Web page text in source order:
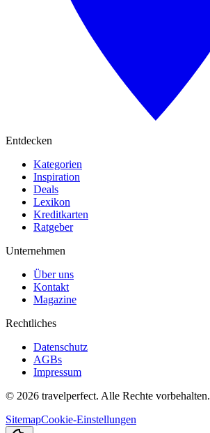
Entdecken
Kategorien
Inspiration
Deals
Lexikon
Kreditkarten
Ratgeber
Unternehmen
Über uns
Kontakt
Magazine
Rechtliches
Datenschutz
AGBs
Impressum
© 2026 travelperfect. Alle Rechte vorbehalten.
SitemapCookie-Einstellungen